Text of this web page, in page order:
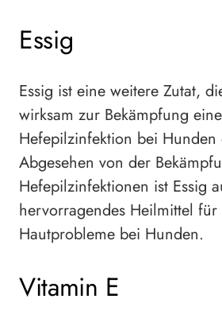
Essig
Essig ist eine weitere Zutat,
wirksam zur Bekämpfung
Hefepilzinfektion bei Hunden
Abgesehen von der
Hefepilzinfektionen ist Essig
hervorragendes Heilmittel für
Hautprobleme bei Hunden.
Vitamin E